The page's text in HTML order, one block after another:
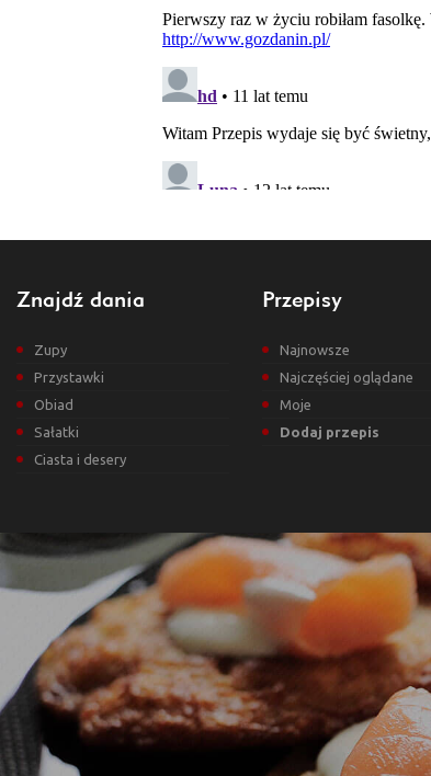
Znajdź dania
Zupy
Przystawki
Obiad
Sałatki
Ciasta i desery
Przepisy
Najnowsze
Najczęściej oglądane
Moje
Dodaj przepis